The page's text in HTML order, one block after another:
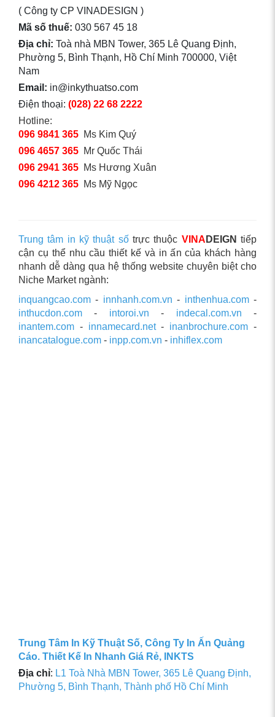
( Công ty CP VINADESIGN )
Mã số thuế: 030 567 45 18
Địa chỉ: Toà nhà MBN Tower, 365 Lê Quang Định,
Phường 5, Bình Thạnh, Hồ Chí Minh 700000, Việt
Nam
Email: in@inkythuatso.com
Điện thoại: (028) 22 68 2222
Hotline:
096 9841 365 Ms Kim Quý
096 4657 365 Mr Quốc Thái
096 2941 365 Ms Hương Xuân
096 4212 365 Ms Mỹ Ngọc
Trung tâm in kỹ thuật sốtrực thuộc VINA DEIGN tiếp
cận cụ thể nhu cầu thiết kế và in ấn của khách hàng
nhanh dễ dàng qua hệ thống website chuyên biệt cho
Niche Market ngành:
inquangcao.com - innhanh.com.vn - inthenhua.com-
inthucdon.com - intoroi.vn - indecal.com.vn -
inantem.com - innamecard.net- inanbrochure.com -
inancatalogue.com - inpp.com.vn - inhiflex.com
Trung Tâm In Kỹ Thuật Số, Công Ty In Ấn Quảng
Cáo. Thiết Kế In Nhanh Giá Rẻ, INKTS
Địa chỉ: L1 Toà Nhà MBN Tower, 365 Lê Quang Định,
Phường 5, Bình Thạnh, Thành phố Hồ Chí Minh